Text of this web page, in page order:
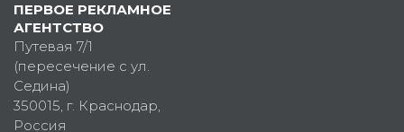
ПЕРВОЕ РЕКЛАМНОЕ
АГЕНТСТВО
Путевая 7/1
(пересечение с ул.
Седина)
350015, г. Краснодар,
Россия